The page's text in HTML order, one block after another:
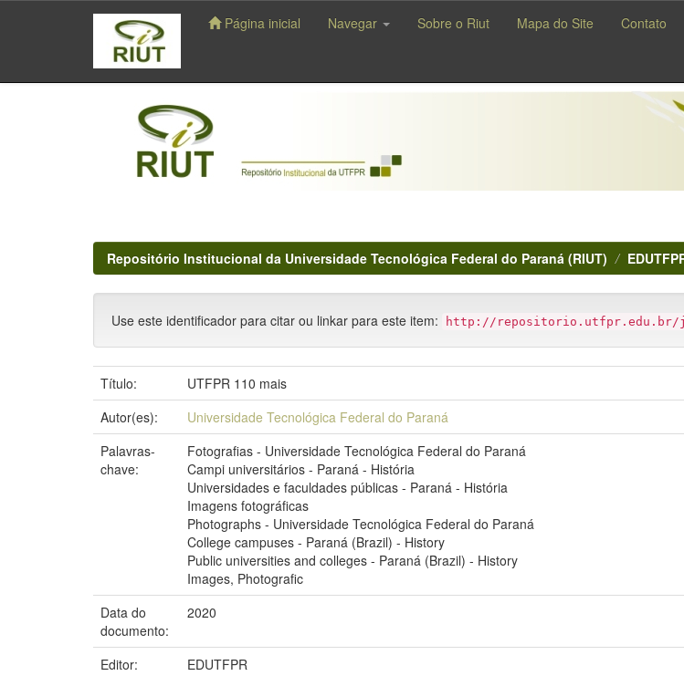
navigation
Página inicial Navegar Sobre o Riut Mapa do Site Contato
Repositório Institucional da Universidade Tecnológica Federal do Paraná (RIUT)
Use este identificador para citar ou linkar para este item: http://repositorio.utfpr.edu.br/
Título:
UTFPR 110 mais
Autor(es):
Universidade Tecnológica Federal do Paraná
Palavras-
chave:
Fotografias - Universidade Tecnológica Federal do Paraná
Campi universitários - Paraná - História
Universidades e faculdades públicas - Paraná - História
Imagens fotográficas
Photographs - Universidade Tecnológica Federal do Paraná
College campuses - Paraná (Brazil) - History
Public universities and colleges - Paraná (Brazil) - History
Images, Photografic
Data do
documento:
2020
Editor:
EDUTFPR